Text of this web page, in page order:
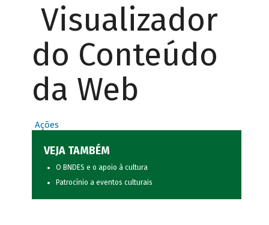
Visualizador
do Conteúdo
da Web
Ações
VEJA TAMBÉM
O BNDES e o apoio à cultura
Patrocínio a eventos culturais